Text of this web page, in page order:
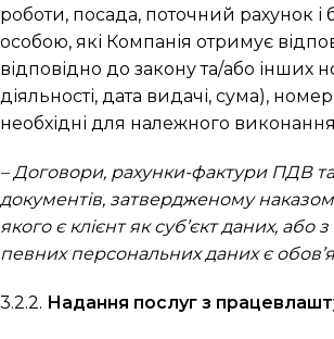
роботи, посада, поточний рахунок і
особою, які Компанія отримує
відповідно до закону та/або інших
діяльності, дата видачі, сума),
необхідні для належного
– Договори, рахунки-фактури ПДВ та
документів, затвердженому
якого є клієнт як суб’єкт даних,
певних персональних даних є
3.2.2. Надання послуг з